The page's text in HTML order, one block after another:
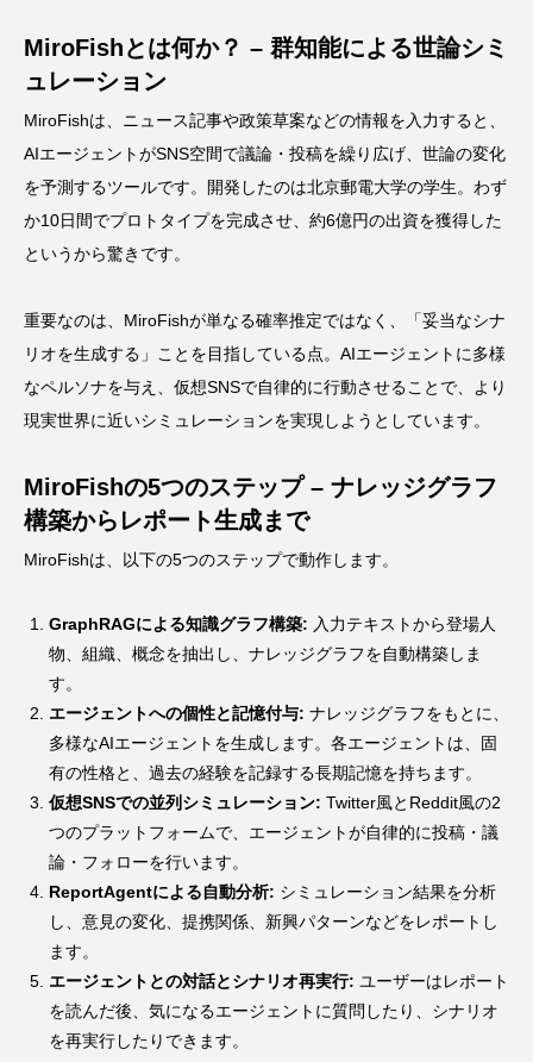
MiroFishとは何か？ – 群知能による世論シミ
ュレーション
MiroFishは、ニュース記事や政策草案などの情報を入力すると、
AIエージェントがSNS空間で議論・投稿を繰り広げ、世論の変化
を予測するツールです。開発したのは北京郵電大学の学生。わず
か10日間でプロトタイプを完成させ、約6億円の出資を獲得した
というから驚きです。
重要なのは、MiroFishが単なる確率推定ではなく、「妥当なシナ
リオを生成する」ことを目指している点。AIエージェントに多様
なペルソナを与え、仮想SNSで自律的に行動させることで、より
現実世界に近いシミュレーションを実現しようとしています。
MiroFishの5つのステップ – ナレッジグラフ
構築からレポート生成まで
MiroFishは、以下の5つのステップで動作します。
GraphRAGによる知識グラフ構築: 入力テキストから登場人
物、組織、概念を抽出し、ナレッジグラフを自動構築しま
す。
エージェントへの個性と記憶付与: ナレッジグラフをもとに、
多様なAIエージェントを生成します。各エージェントは、固
有の性格と、過去の経験を記録する長期記憶を持ちます。
仮想SNSでの並列シミュレーション: Twitter風とReddit風の2
つのプラットフォームで、エージェントが自律的に投稿・議
論・フォローを行います。
ReportAgentによる自動分析: シミュレーション結果を分析
し、意見の変化、提携関係、新興パターンなどをレポートし
ます。
エージェントとの対話とシナリオ再実行: ユーザーはレポート
を読んだ後、気になるエージェントに質問したり、シナリオ
を再実行したりできます。